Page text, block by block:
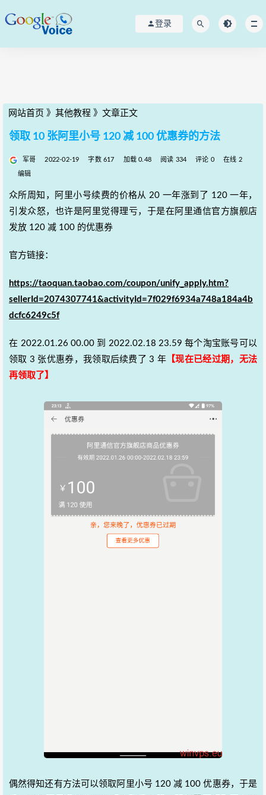
登录
网站首页 》 其他教程 》 文章正文
领取 10 张阿里小号 120 减 100 优惠券的方法
军哥 2022-02-19 字数 617 加载 0.48 阅读 334 评论 0 在线 2
编辑
众所周知，阿里小号续费的价格从 20 一年涨到了 120 一年，
引发众怒，也许是阿里觉得理亏，于是在阿里通信官方旗舰店
发放 120 减 100 的优惠券
官方链接：
https://taoquan.taobao.com/coupon/unify_apply.htm?
sellerId=2074307741&activityId=7f029f6934a748a184a4b
dcfc6249c5f
在 2022.01.26 00.00 到 2022.02.18 23.59 每个淘宝账号可以
领取 3 张优惠券，我领取后续费了 3 年 【现在已经过期，无法
再领取了】
偶然得知还有方法可以领取阿里小号 120 减 100 优惠券，于是